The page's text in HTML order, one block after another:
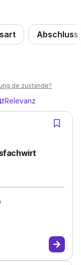
Abschluss
zustande?
Relevanz